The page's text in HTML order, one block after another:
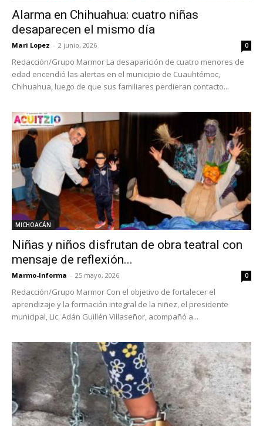
Alarma en Chihuahua: cuatro niñas
desaparecen el mismo día
Mari Lopez - 2 junio, 2026 0
Redacción/Grupo Marmor La desaparición de cuatro menores de
edad encendió las alertas en el municipio de Cuauhtémoc,
Chihuahua, luego de que sus familiares perdieran contacto...
MICHOACÁN
Niñas y niños disfrutan de obra teatral con
mensaje de reflexión...
Marmo-Informa - 25 mayo, 2026 0
Redacción/Grupo Marmor Con el objetivo de fortalecer el
aprendizaje y la formación integral de la niñez, el presidente
municipal, Lic. Adán Guillén Villaseñor, acompañó a...